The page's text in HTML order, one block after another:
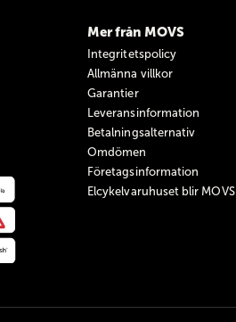
Mer från MOVS
Integritetspolicy
Allmänna villkor
Garantier
Leveransinformation
Betalningsalternativ
Omdömen
Företagsinformation
Elcykelvaruhuset blir MOVS